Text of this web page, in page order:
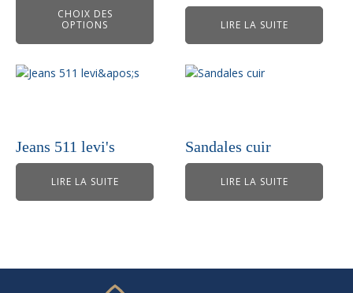
CHOIX DES
OPTIONS
la
page
du
LIRE LA SUITE
Jeans 511 levi's
LIRE LA SUITE
Sandales cuir
LIRE LA SUITE